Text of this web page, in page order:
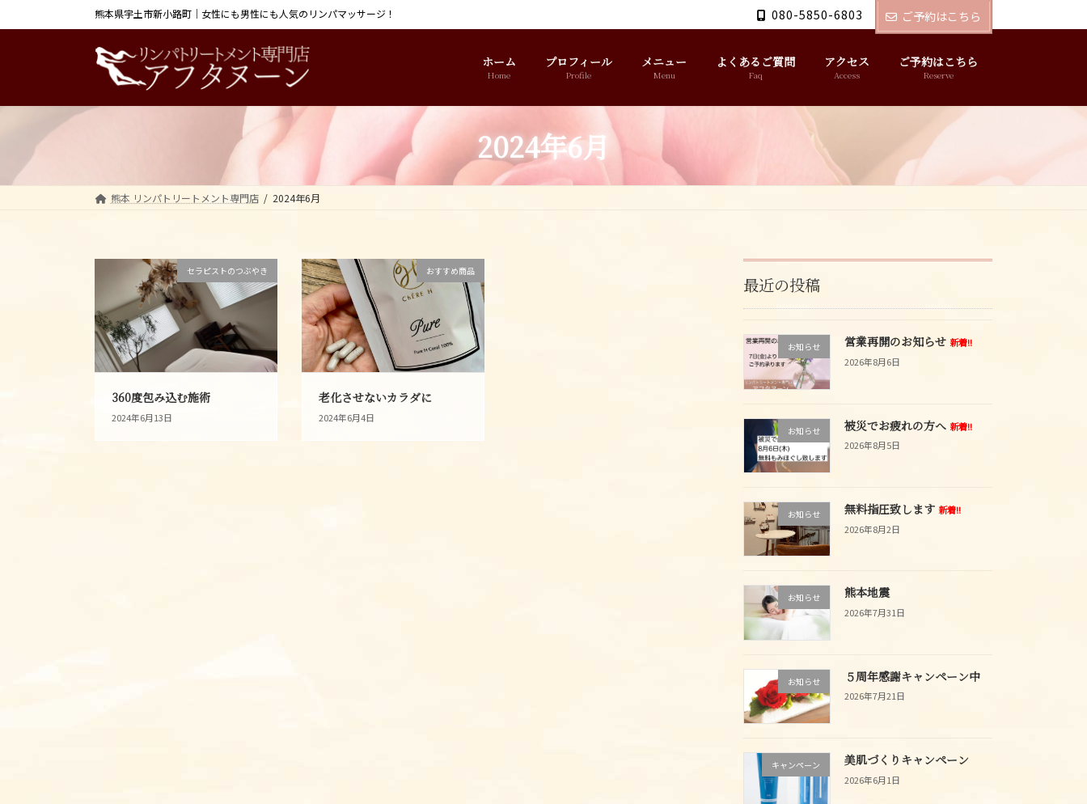
ン
へ
プ
ビ
ョ
動
熊本県宇土市新小路町｜女性にも男性にも人気のリンパマッサージ！ 080-5850-6803 ご予約はこちら
ホーム
Home
プロフィール
Profile
メニュー
Menu
よくあるご質問
Faq
アクセス
Access
ご予約はこちら
Reserve
2024年6月
熊本 リンパトリートメント専門店 2024年6月
セラピストのつぶやき
360度包み込む施術
2024年6月13日
おすすめ商品
老化させないカラダに
2024年6月4日
最近の投稿
お知らせ 営業再開のお知らせ 新着!!
2026年8月6日
お知らせ 被災でお疲れの方へ 新着!!
2026年8月5日
お知らせ 無料指圧致します 新着!!
2026年8月2日
お知らせ 熊本地震
2026年7月31日
お知らせ ５周年感謝キャンペーン中
2026年7月21日
キャンペーン 美肌づくりキャンペーン
2026年6月1日